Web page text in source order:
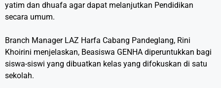
yatim dan dhuafa agar dapat melanjutkan Pendidikan
secara umum.
Branch Manager LAZ Harfa Cabang Pandeglang, Rini
Khoirini menjelaskan, Beasiswa GENHA diperuntukkan bagi
siswa-siswi yang dibuatkan kelas yang difokuskan di satu
sekolah.